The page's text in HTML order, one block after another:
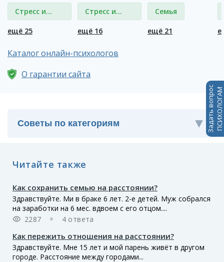
Стресс и
депрессия
ещё 25
Стресс и
депрессия
ещё 16
Семья
ещё 21
Каталог онлайн-психологов
О гарантии сайта
Читайте также
Как сохранить семью на расстоянии?
Здравствуйте. Ми в браке 6 лет. 2-е детей. Муж собрался
на заработки на 6 мес. вдвоем с его отцом....
2287
4 ответа
Как пережить отношения на расстоянии?
Здравствуйте. Мне 15 лет и мой парень живёт в другом
городе. Расстояние между городами...
Задать вопросПСИХОЛОГАМ